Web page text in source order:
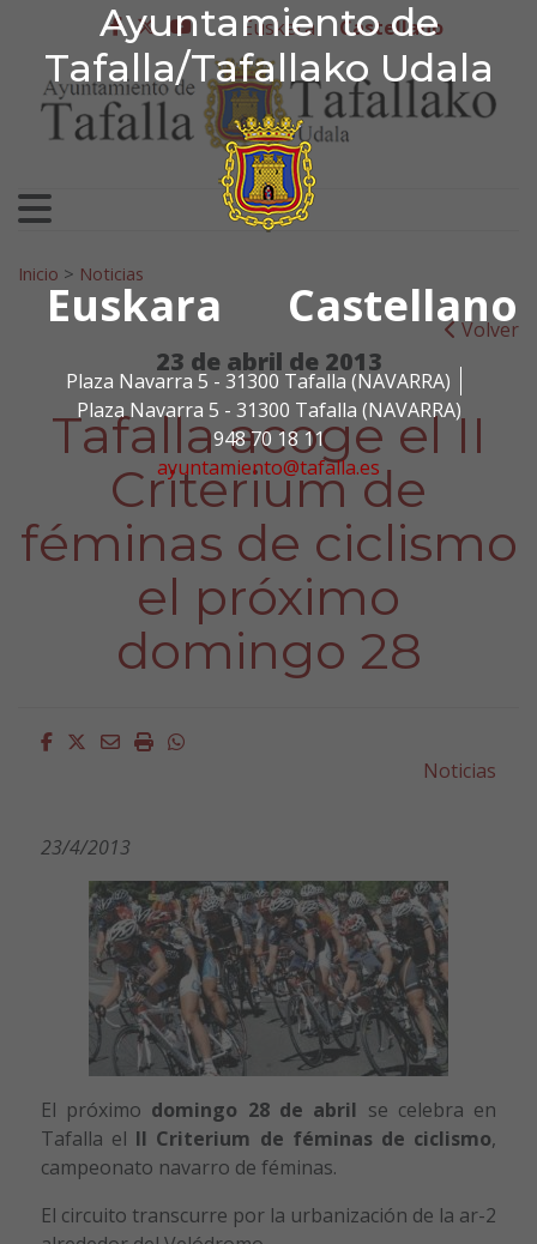
Ayuntamiento de
Tafalla/Tafallako Udala
Euskara Castellano
Plaza Navarra 5 - 31300 Tafalla (NAVARRA)
Plaza Navarra 5 - 31300 Tafalla (NAVARRA)
948 70 18 11
ayuntamiento@tafalla.es
Ir al contenido
Ayuntamiento de
facebook
twitter
youtube
Euskera Castellano
Search for:
Inicio > Noticias
Volver
23 de abril de 2013
Tafalla acoge el II
Criterium de
féminas de ciclismo
el próximo
domingo 28
Facebook
Twitter
EmailImprimirWhatsapp
Noticias
23/4/2013
El próximo domingo 28 de abril se celebra en
Tafalla el II Criterium de féminas de ciclismo,
campeonato navarro de féminas.
El circuito transcurre por la urbanización de la ar-2